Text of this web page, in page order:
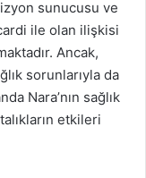
sunucusu ve
ile olan ilişkisi
Ancak,
sorunlarıyla da
Nara’nın sağlık
etkileri